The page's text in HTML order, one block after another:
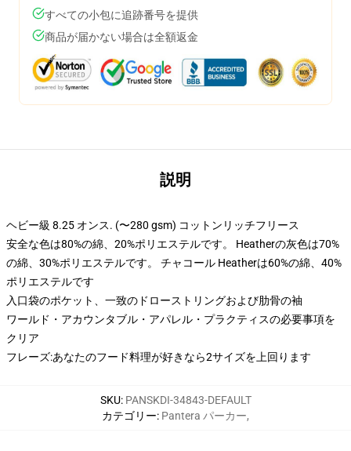
すべての小包に追跡番号を提供
商品が届かない場合は全額返金
説明
ヘビー級 8.25 オンス. (〜280 gsm) コットンリッチフリース
安全な色は80%の綿、20%ポリエステルです。 Heatherの灰色は70%
の綿、30%ポリエステルです。 チャコール Heatherは60%の綿、40%
ポリエステルです
入口袋のポケット、一致のドローストリングおよび肋骨の袖
ワールド・アカウンタブル・アパレル・プラクティスの必要事項を
クリア
フレーズ:あなたのフード料理が好きなら2サイズを上回ります
SKU: PANSKDI-34843-DEFAULT
カテゴリー: Pantera パーカー,